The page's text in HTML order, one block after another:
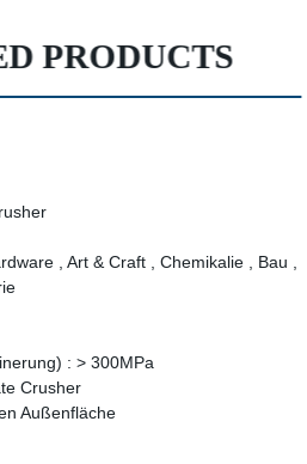
PRODUCTS
, Art & Craft , Chemikalie , Bau ,
: > 300MPa
Crusher
Außenfläche